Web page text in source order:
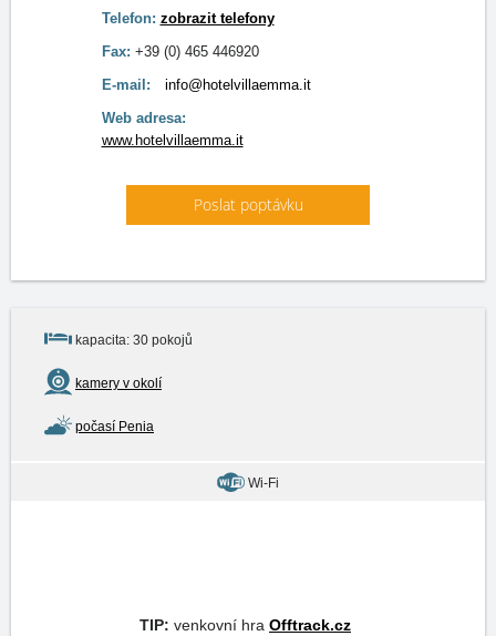
Telefon: zobrazit telefony
Fax: +39 (0) 465 446920
E-mail:
info@hotelvillaemma.it
Web adresa:
www.hotelvillaemma.it
Poslat poptávku
kapacita: 30 pokojů
kamery v okolí
počasí Penia
Wi-Fi
TIP: venkovní hra Offtrack.cz